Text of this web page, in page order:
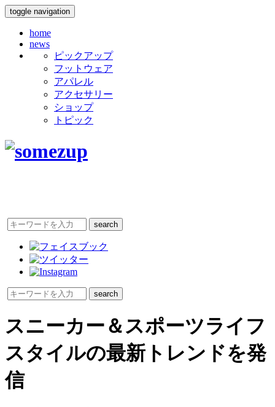
toggle navigation
home
news
ピックアップ
フットウェア
アパレル
アクセサリー
ショップ
トピック
スニーカー＆スポーツライフ
スタイルの最新トレンドを発
信